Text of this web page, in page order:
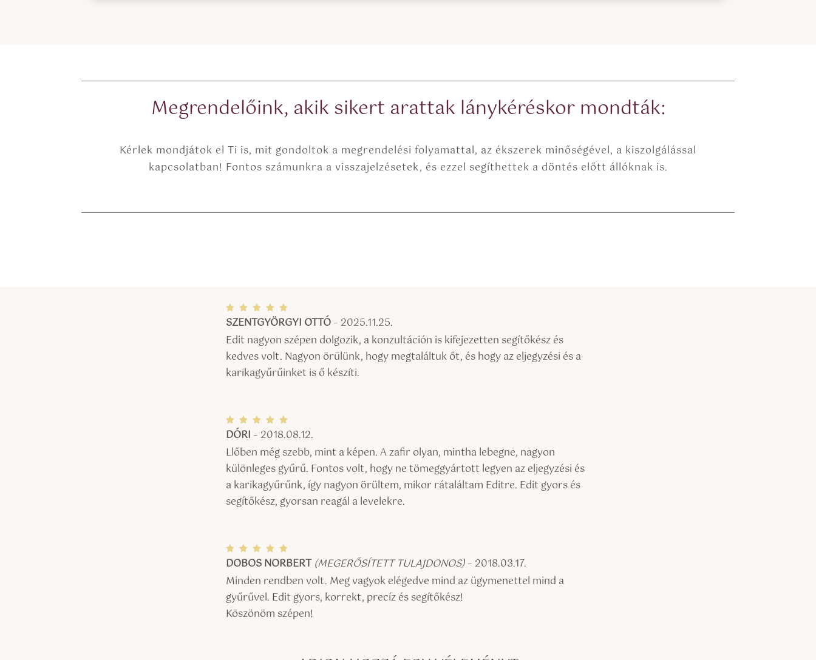
Megrendelőink, akik sikert arattak lánykéréskor mondták:
Kérlek mondjátok el Ti is, mit gondoltok a megrendelési folyamattal, az ékszerek minőségével, a kiszolgálással
kapcsolatban! Fontos számunkra a visszajelzésetek, és ezzel segíthettek a döntés előtt állóknak is.
Értékel
és: 5
/ 5
SZENTGYÖRGYI OTTÓ– 2025.11.25.
Edit nagyon szépen dolgozik, a konzultáción is kifejezetten segítőkész és
kedves volt. Nagyon örülünk, hogy megtaláltuk őt, és hogy az eljegyzési és a
karikagyűrűinket is ő készíti.
Értékel
és:5
/ 5
DÓRI – 2018.08.12.
Llőben még szebb, mint a képen. A zafir olyan, mintha lebegne, nagyon
különleges gyűrű. Fontos volt, hogy ne tömeggyártott legyen az eljegyzési és
a karikagyűrűnk, így nagyon örültem, mikor rátaláltam Editre. Edit gyors és
segítőkész, gyorsan reagál a levelekre.
Értékel
és: 5
/ 5
DOBOS NORBERT(MEGERŐSÍTETT TULAJDONOS)– 2018.03.17.
Minden rendben volt. Meg vagyok elégedve mind az ügymenettel mind a
gyűrűvel. Edit gyors, korrekt, precíz és segítőkész!
Köszönöm szépen!